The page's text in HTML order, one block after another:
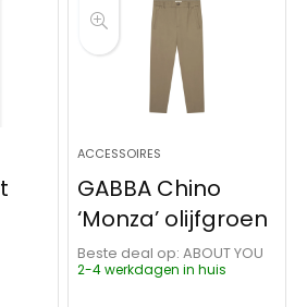
ACCESSOIRES
GABBA Chino
‘Monza’ olijfgroen
Beste deal op:
ABOUT YOU
2-4 werkdagen in huis